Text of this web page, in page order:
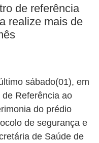
de referência
realize mais de
sábado(01), em
Referência ao
do prédio
de segurança e
de Saúde de